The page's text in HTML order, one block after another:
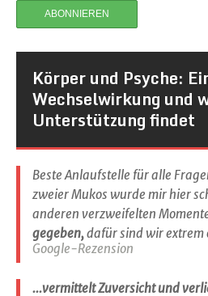
Körper und Psyche:
Wechselwirkung und
Unterstützung findet
Beste Anlaufstelle für alle
zweier Mukos wurde mir hier
anderen verzweifelten
gegeben,dafür sind wir extrem
Google-Rezension
...vermittelt Zuversicht und